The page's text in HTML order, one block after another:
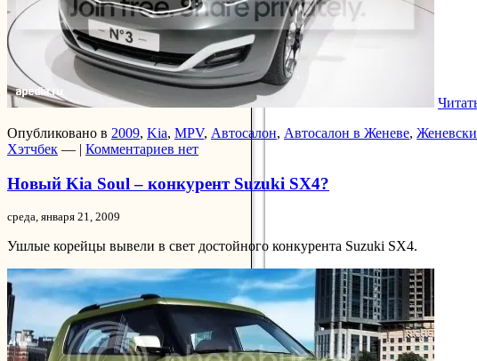
Опубликовано в 2009, Kia, MPV, Автосалон, Автосалон в Женеве,
Хэтчбек — | Комментариев нет
Новый Kia Soul – конкурент Suzuki SX4?
среда, января 21, 2009
Ушлые корейцы вывели в свет достойного конкурента Suzuki SX4.